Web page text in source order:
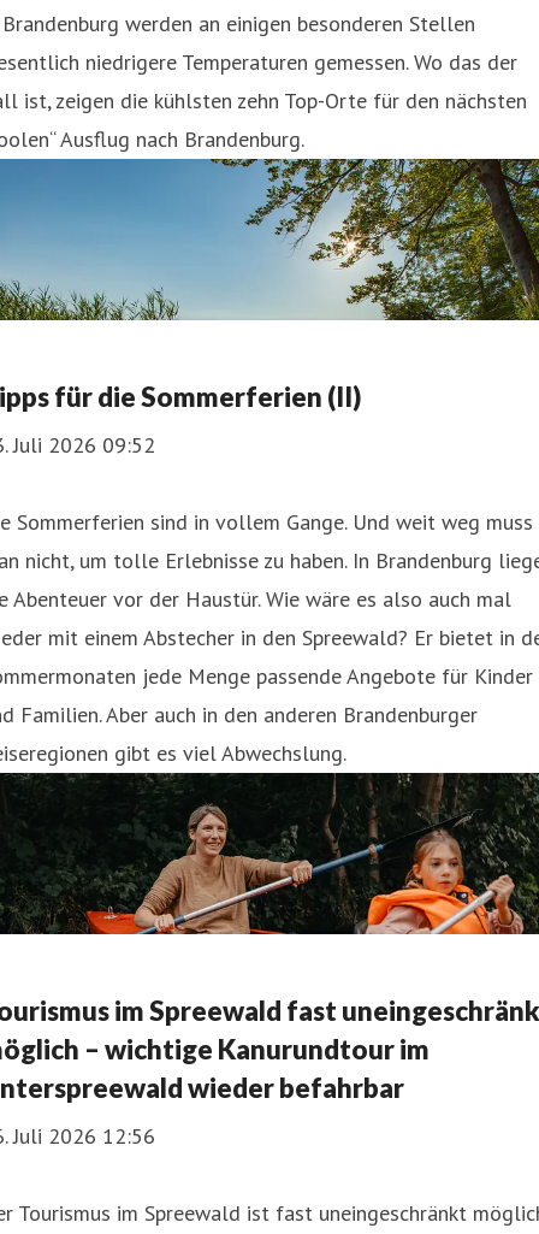
werden an einigen besonderen Stellen
niedrigere Temperaturen gemessen. Wo das der
ist, zeigen die kühlsten zehn Top-Orte für den nächsten
Ausflug nach Brandenburg.
für die Sommerferien (II)
Juli 2026 09:52
Sommerferien sind in vollem Gange. Und weit weg muss
nicht, um tolle Erlebnisse zu haben. In Brandenburg
Abenteuer vor der Haustür. Wie wäre es also auch mal
mit einem Abstecher in den Spreewald? Er bietet in
jede Menge passende Angebote für Kinder
Familien. Aber auch in den anderen Brandenburger
gibt es viel Abwechslung.
im Spreewald fast
– wichtige Kanurundtour im
wieder befahrbar
Juli 2026 12:56
Tourismus im Spreewald ist fast uneingeschränkt